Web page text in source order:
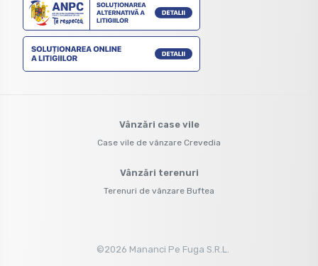
Vânzări case vile
Case vile de vânzare Crevedia
Vânzări terenuri
Terenuri de vânzare Buftea
©2026 Mananci Pe Fuga S.R.L.